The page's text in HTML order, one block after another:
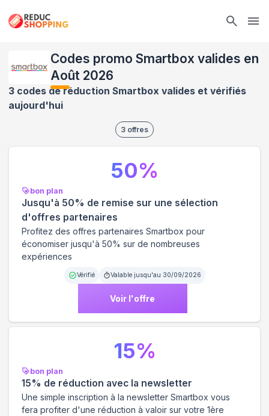
Codes promo Smartbox valides en
Août 2026
3 codes de réduction Smartbox valides et vérifiés
aujourd'hui
3 offres
bon plan
Jusqu'à 50% de remise sur une sélection
d'offres partenaires
Profitez des offres partenaires Smartbox pour
économiser jusqu'à 50% sur de nombreuses
expériences
Vérifié Valable jusqu'au 30/09/2026
Voir l'offre
50%
bon plan
15% de réduction avec la newsletter
Une simple inscription à la newsletter Smartbox vous
fera profiter d'une réduction à valoir sur votre 1ère
15%